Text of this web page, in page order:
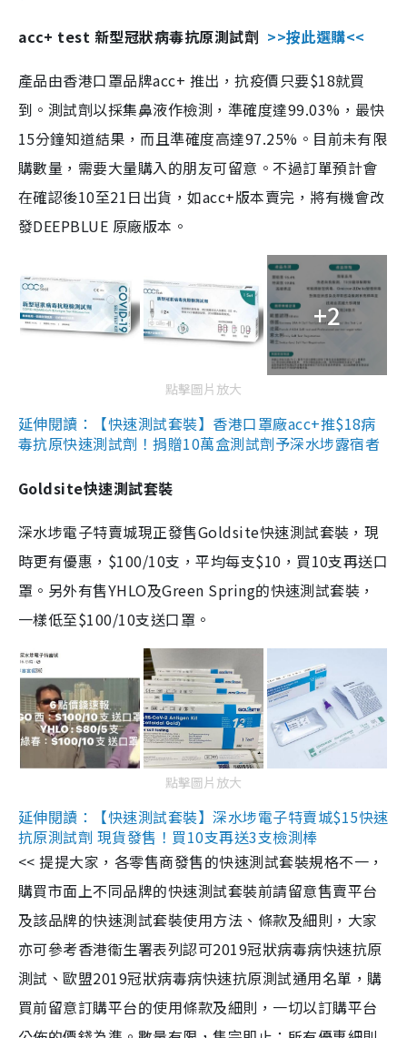
acc+ test 新型冠狀病毒抗原測試劑 >>按此選購<<
產品由香港口罩品牌acc+ 推出，抗疫價只要$18就買
到。測試劑以採集鼻液作檢測，準確度達99.03%，最快
15分鐘知道結果，而且準確度高達97.25%。目前未有限
購數量，需要大量購入的朋友可留意。不過訂單預計會
在確認後10至21日出貨，如acc+版本賣完，將有機會改
發DEEPBLUE 原廠版本。
+2
點擊圖片放大
延伸閱讀：【快速測試套裝】香港口罩廠acc+推$18病
毒抗原快速測試劑！捐贈10萬盒測試劑予深水埗露宿者
Goldsite快速測試套裝
深水埗電子特賣城現正發售Goldsite快速測試套裝，現
時更有優惠，$100/10支，平均每支$10，買10支再送口
罩。另外有售YHLO及Green Spring的快速測試套裝，
一樣低至$100/10支送口罩。
點擊圖片放大
延伸閱讀：【快速測試套裝】深水埗電子特賣城$15快速
抗原測試劑 現貨發售！買10支再送3支檢測棒
<< 提提大家，各零售商發售的快速測試套裝規格不一，
購買市面上不同品牌的快速測試套裝前請留意售賣平台
及該品牌的快速測試套裝使用方法、條款及細則，大家
亦可參考香港衞生署表列認可2019冠狀病毒病快速抗原
測試、歐盟2019冠狀病毒病快速抗原測試通用名單，購
買前留意訂購平台的使用條款及細則，一切以訂購平台